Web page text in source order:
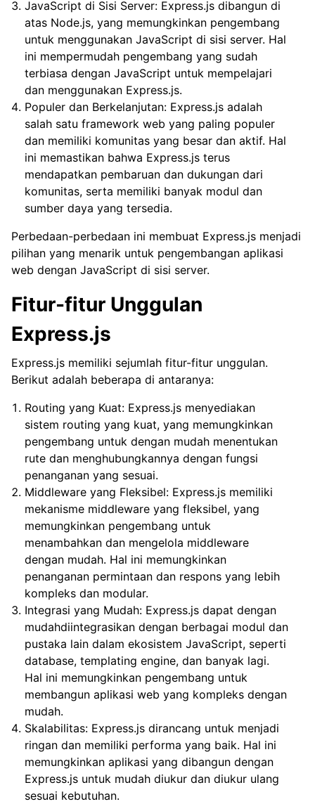
JavaScript di Sisi Server: Express.js dibangun di
atas Node.js, yang memungkinkan pengembang
untuk menggunakan JavaScript di sisi server. Hal
ini mempermudah pengembang yang sudah
terbiasa dengan JavaScript untuk mempelajari
dan menggunakan Express.js.
Populer dan Berkelanjutan: Express.js adalah
salah satu framework web yang paling populer
dan memiliki komunitas yang besar dan aktif. Hal
ini memastikan bahwa Express.js terus
mendapatkan pembaruan dan dukungan dari
komunitas, serta memiliki banyak modul dan
sumber daya yang tersedia.
Perbedaan-perbedaan ini membuat Express.js menjadi
pilihan yang menarik untuk pengembangan aplikasi
web dengan JavaScript di sisi server.
Fitur-fitur Unggulan
Express.js
Express.js memiliki sejumlah fitur-fitur unggulan.
Berikut adalah beberapa di antaranya:
Routing yang Kuat: Express.js menyediakan
sistem routing yang kuat, yang memungkinkan
pengembang untuk dengan mudah menentukan
rute dan menghubungkannya dengan fungsi
penanganan yang sesuai.
Middleware yang Fleksibel: Express.js memiliki
mekanisme middleware yang fleksibel, yang
memungkinkan pengembang untuk
menambahkan dan mengelola middleware
dengan mudah. Hal ini memungkinkan
penanganan permintaan dan respons yang lebih
kompleks dan modular.
Integrasi yang Mudah: Express.js dapat dengan
mudahdiintegrasikan dengan berbagai modul dan
pustaka lain dalam ekosistem JavaScript, seperti
database, templating engine, dan banyak lagi.
Hal ini memungkinkan pengembang untuk
membangun aplikasi web yang kompleks dengan
mudah.
Skalabilitas: Express.js dirancang untuk menjadi
ringan dan memiliki performa yang baik. Hal ini
memungkinkan aplikasi yang dibangun dengan
Express.js untuk mudah diukur dan diukur ulang
sesuai kebutuhan.